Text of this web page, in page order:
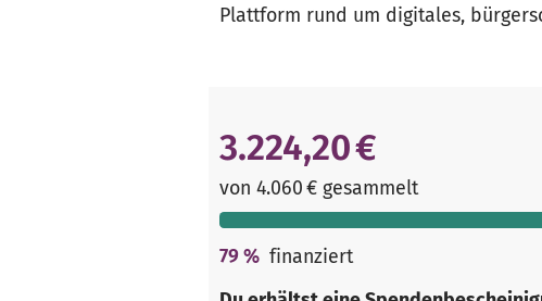
Plattform rund um digitales,
3.224,20 €
von 4.060 € gesammelt
79% finanziert